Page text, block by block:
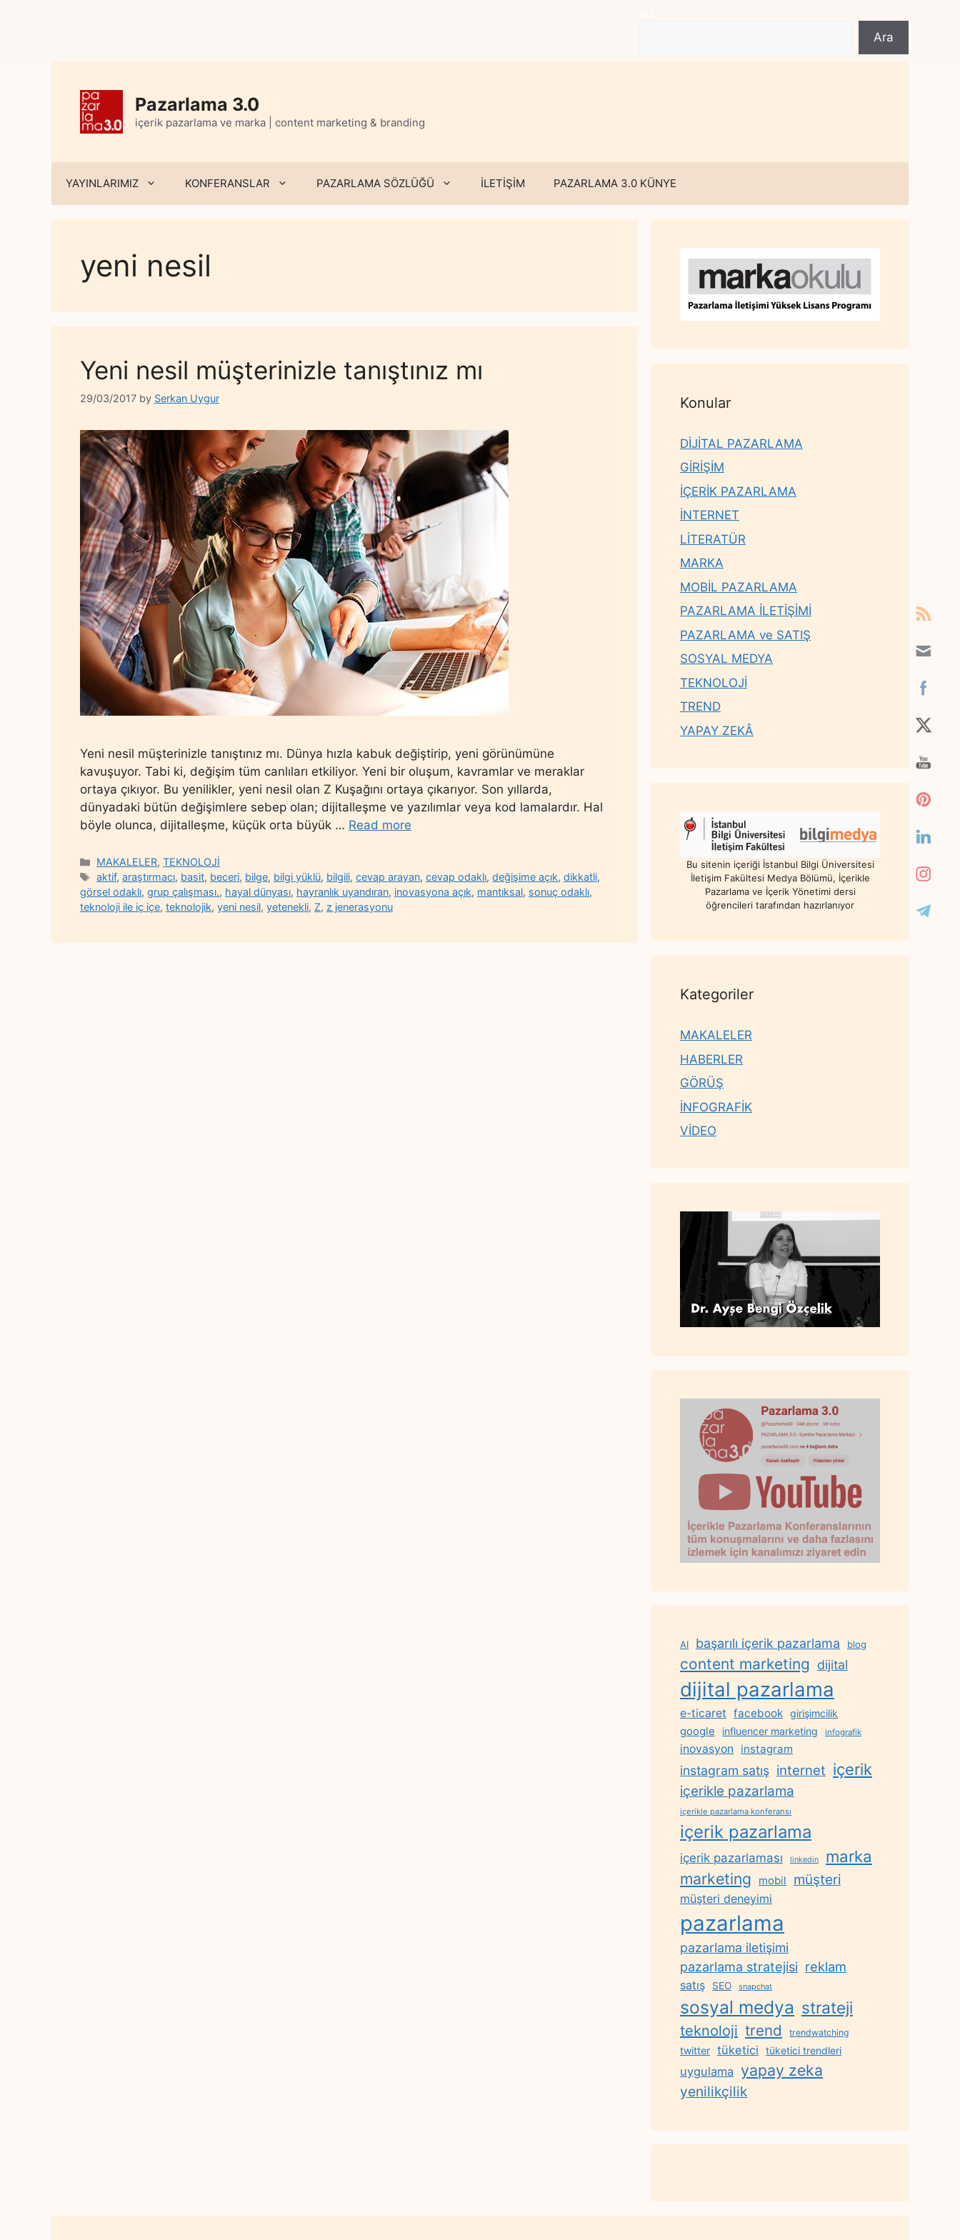
Ara
Pazarlama 3.0
içerik pazarlama ve marka | content marketing & branding
YAYINLARIMIZ KONFERANSLAR PAZARLAMA SÖZLÜĞÜ İLETİŞİM PAZARLAMA 3.0 KÜNYE
yeni nesil
Yeni nesil müşterinizle tanıştınız mı
29/03/2017 by Serkan Uygur
Yeni nesil müşterinizle tanıştınız mı. Dünya hızla kabuk değiştirip, yeni görünümüne
kavuşuyor. Tabi ki, değişim tüm canlıları etkiliyor. Yeni bir oluşum, kavramlar ve meraklar
ortaya çıkıyor. Bu yenilikler, yeni nesil olan Z Kuşağını ortaya çıkarıyor. Son yıllarda,
dünyadaki bütün değişimlere sebep olan; dijitalleşme ve yazılımlar veya kod lamalardır. Hal
böyle olunca, dijitalleşme, küçük orta büyük … Read more
Categories
MAKALELER,TEKNOLOJİ
Tags
aktif,araştırmacı, basit, beceri, bilge, bilgi yüklü, bilgili,cevap arayan,cevap odaklı,değişime açık,dikkatli,
görsel odaklı, grup çalışması., hayal dünyası, hayranlık uyandıran, inovasyona açık, mantıksal, sonuç odaklı,
teknoloji ile iç içe, teknolojik, yeni nesil, yetenekli, Z, z jenerasyonu
Konular
DİJİTAL PAZARLAMA
GİRİŞİM
İÇERİK PAZARLAMA
İNTERNET
LİTERATÜR
MARKA
MOBİL PAZARLAMA
PAZARLAMA İLETİŞİMİ
PAZARLAMA ve SATIŞ
SOSYAL MEDYA
TEKNOLOJİ
TREND
YAPAY ZEKÂ
Bu sitenin içeriği İstanbul Bilgi Üniversitesi
İletişim Fakültesi Medya Bölümü, İçerikle
Pazarlama ve İçerik Yönetimi dersi
öğrencileri tarafından hazırlanıyor
Kategoriler
MAKALELER
HABERLER
GÖRÜŞ
İNFOGRAFİK
VİDEO
AI başarılı içerik pazarlama blog
content marketing dijital
dijital pazarlama
e-ticaret facebook girişimcilik
google influencer marketing infografik
inovasyon instagram
instagram satış internet içerik
içerikle pazarlama
içerikle pazarlama konferansı
içerik pazarlama
içerik pazarlaması linkedin marka
marketing mobil müşteri
müşteri deneyimi
pazarlama
pazarlama iletişimi
pazarlama stratejisi reklam
satış SEO snapchat
sosyal medya strateji
teknoloji trend trendwatching
twitter tüketici tüketici trendleri
uygulama yapay zeka
yenilikçilik